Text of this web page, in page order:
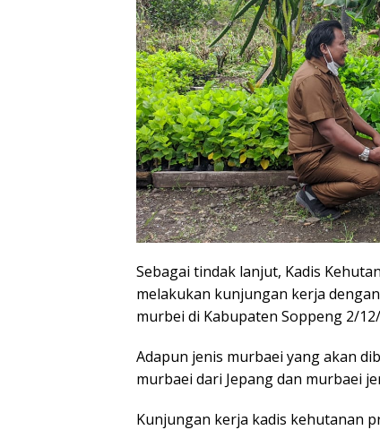
Sebagai tindak lanjut, Kadis
melakukan kunjungan kerja
murbei di Kabupaten Soppeng 2/
Adapun jenis murbaei yang akan
murbaei dari Jepang dan murbaei
Kunjungan kerja kadis kehutanan